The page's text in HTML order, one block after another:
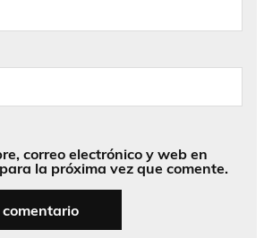
correo electrónico y web en
la próxima vez que comente.